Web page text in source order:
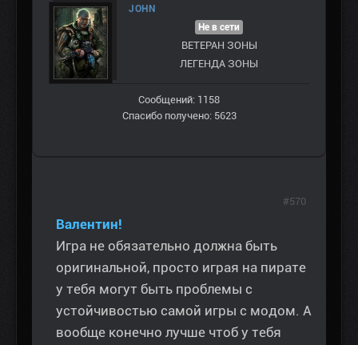
JOHN
Не в сети
ВЕТЕРАН ЗOНЫ
ЛЕГЕНДА ЗОНЫ
Сообщений: 1158
Спасибо получено: 5623
Валентин!
Игра не обязательно должна быть
оригинальной, просто играя на пирате
у тебя могут быть проблемы с
устойчивостью самой игры с модом. А
вообще конечно лучше чтоб у тебя
#570